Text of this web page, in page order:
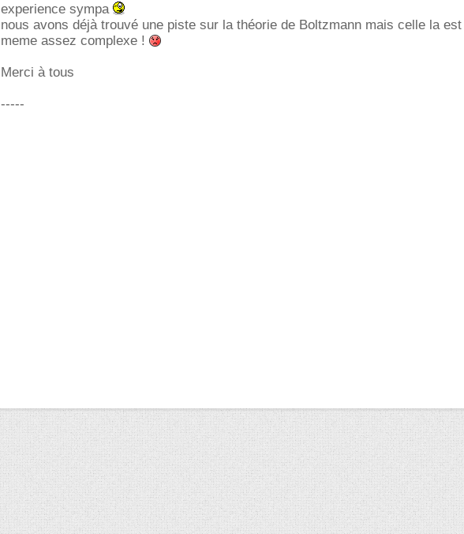
experience sympa
nous avons déjà trouvé une piste sur la théorie de Boltzmann mais celle la est
meme assez complexe !
Merci à tous
-----